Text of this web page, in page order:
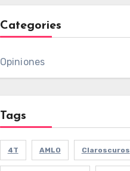
Categories
Opiniones
Tags
4T AMLO Claroscuros